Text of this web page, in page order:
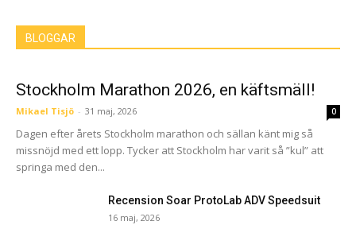
BLOGGAR
Stockholm Marathon 2026, en käftsmäll!
Mikael Tisjö - 31 maj, 2026 0
Dagen efter årets Stockholm marathon och sällan känt mig så
missnöjd med ett lopp. Tycker att Stockholm har varit så ”kul” att
springa med den...
Recension Soar ProtoLab ADV Speedsuit
16 maj, 2026